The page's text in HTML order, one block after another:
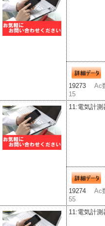
19273 Ac
15
11:電気計測
19274 Ac
55
11:電気計測